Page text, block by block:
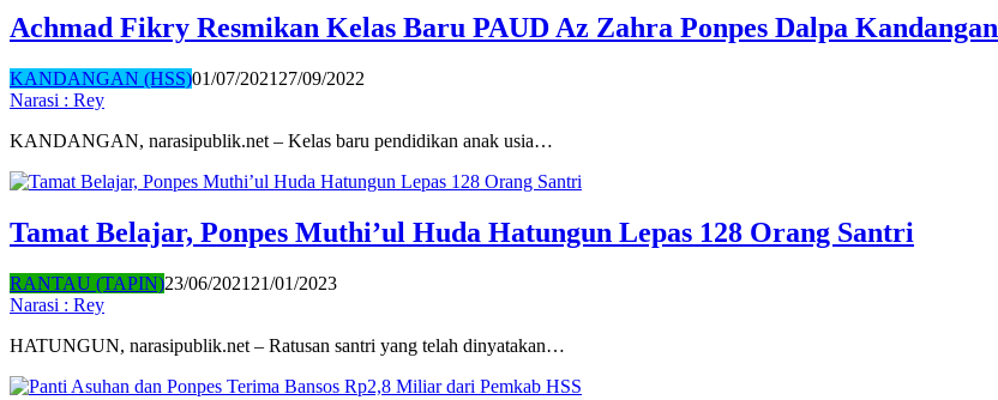
Achmad Fikry Resmikan Kelas Baru PAUD Az Zahra Ponpes Dalpa Kandangan
KANDANGAN (HSS)01/07/2021 27/09/2022
Narasi : Rey
KANDANGAN, narasipublik.net – Kelas baru pendidikan anak usia…
Tamat Belajar, Ponpes Muthi’ul Huda Hatungun Lepas 128 Orang Santri
RANTAU (TAPIN)23/06/2021 21/01/2023
Narasi : Rey
HATUNGUN, narasipublik.net – Ratusan santri yang telah dinyatakan…